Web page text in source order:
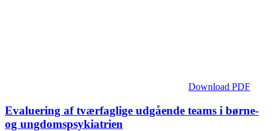
Download PDF
Evaluering af tværfaglige udgående teams i børne-
og ungdomspsykiatrien